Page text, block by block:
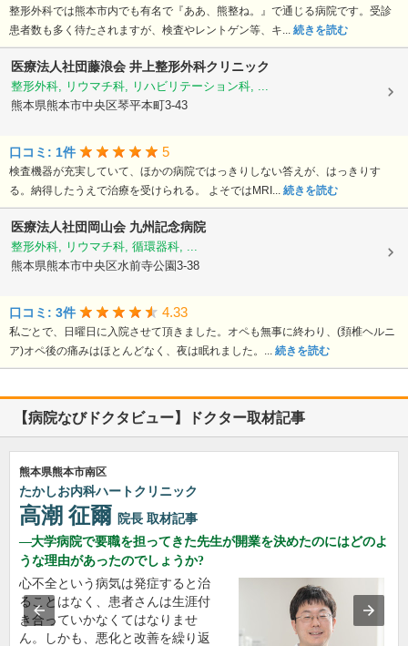
整形外科では熊本市内でも有名で『ああ、熊整ね。』で通じる病院です。受診
患者数も多く待たされますが、検査やレントゲン等、キ... 続きを読む
医療法人社団藤浪会 井上整形外科クリニック
整形外科, リウマチ科, リハビリテーション科, ...
熊本県熊本市中央区琴平本町3-43
口コミ: 1件 5
検査機器が充実していて、ほかの病院ではっきりしない答えが、はっきりす
る。納得したうえで治療を受けられる。 よそではMRI... 続きを読む
医療法人社団岡山会 九州記念病院
整形外科, リウマチ科, 循環器科, ...
熊本県熊本市中央区水前寺公園3-38
口コミ: 3件 4.33
私ごとで、日曜日に入院させて頂きました。オペも無事に終わり、(頚椎ヘルニ
ア)オペ後の痛みはほとんどなく、夜は眠れました。... 続きを読む
【病院なびドクタビュー】ドクター取材記事
熊本県熊本市南区
たかしお内科ハートクリニック
高潮 征爾 院長 取材記事
大学病院で要職を担ってきた先生が開業を決めたのにはどのよ
うな理由があったのでしょうか?
心不全という病気は発症すると治
ることはなく、患者さんは生涯付
き合っていかなくてはなりませ
ん。しかも、悪化と改善を繰り返